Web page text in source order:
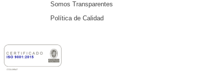
Somos Transparentes
Política de Calidad